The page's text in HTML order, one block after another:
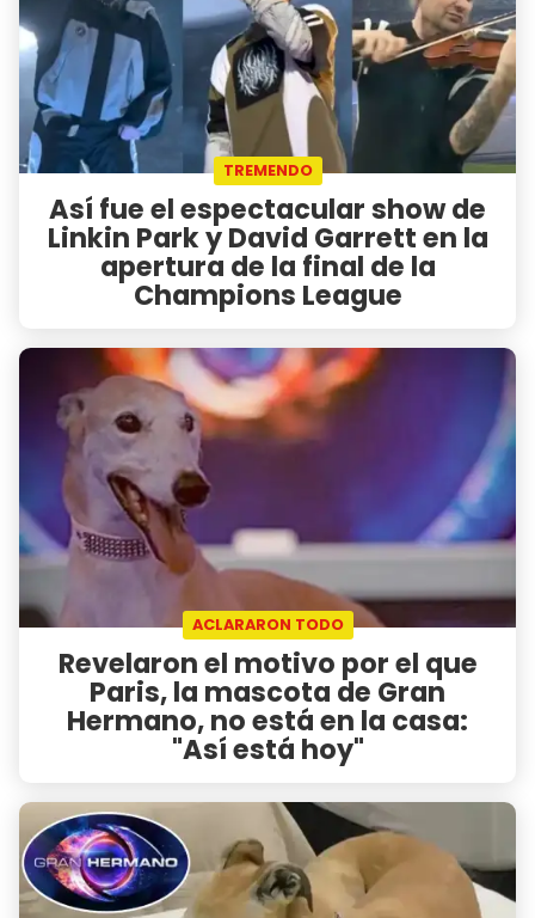
TREMENDO
Así fue el espectacular show de
Linkin Park y David Garrett en la
apertura de la final de la
Champions League
ACLARARON TODO
Revelaron el motivo por el que
Paris, la mascota de Gran
Hermano, no está en la casa:
"Así está hoy"